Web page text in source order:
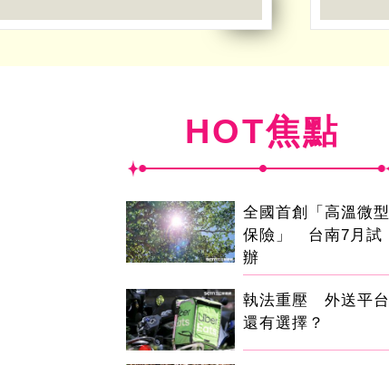
HOT焦點
全國首創「高溫微型
保險」 台南7月試
辦
執法重壓 外送平台
還有選擇？